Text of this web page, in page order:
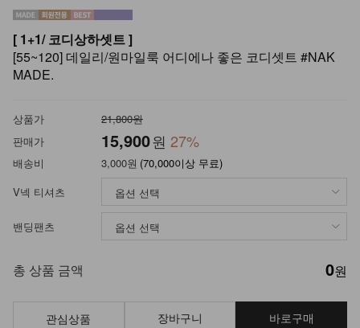
[ 1+1/ 코디상하셋트 ]
[55~120] 데일리/원마일룩 어디에나 좋은 코디셋트 #NAK
MADE.
상품가
21,800원
판매가
15,900원 27%
배송비 3,000원 (70,000이상 무료)
V넥 티셔츠
밴딩팬츠
총 상품 금액 0원
관심상품 장바구니 바로구매